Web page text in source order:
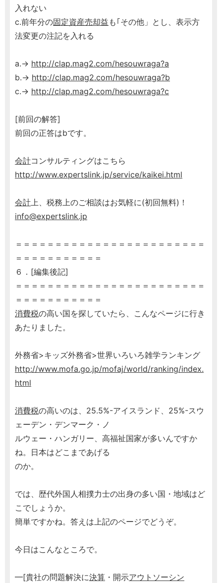
入れない
c.前年分の固定資産売却益 も｢その他」とし、表示方
法変更の注記を入れる
a.→ http://clap.mag2.com/hesouwraga?a
b.→ http://clap.mag2.com/hesouwraga?b
c.→ http://clap.mag2.com/hesouwraga?c
[前回の解答]
前回の正答はbです。
会計コンサルティングはこちら
http://www.expertslink.jp/service/kaikei.html
会計上、税務上のご相談はお気軽に(初回無料)！
info@expertslink.jp
＝＝＝＝＝＝＝＝＝＝＝＝＝＝＝＝＝＝＝＝＝＝＝＝
＝＝＝＝＝＝＝＝＝＝＝
６．[編集後記]
＝＝＝＝＝＝＝＝＝＝＝＝＝＝＝＝＝＝＝＝＝＝＝＝
＝＝＝＝＝＝＝＝＝＝＝
消費税の高い国を探していたら、こんなページに行き
あたりました。
外務省>キッズ外務省>世界いろいろ雑学ランキング
http://www.mofa.go.jp/mofaj/world/ranking/index.
html
消費税の高いのは、25.5%-アイスランド、25%-スウ
ェーデン・デンマーク・ノ
ルウェー・ハンガリー、高福祉国家が多いんですか
ね。日本はどこまであげる
のか。
では、歴代外国人相撲力士の出身の多い国・地域はど
こでしょうか。
簡単ですかね。答えは上記のページでどうぞ。
今日はこんなところで。
━[貴社の問題解決に決算 ・開示アウトソーシン